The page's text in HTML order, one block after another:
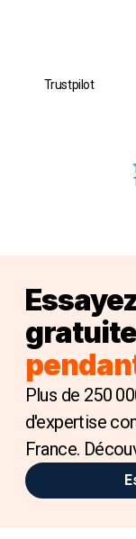
Trustpilot
Plus de 250
d'expertise
France.